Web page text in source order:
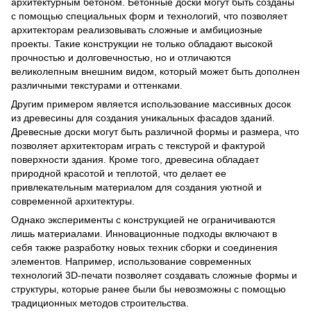
с помощью специальных форм и технологий, что позволяет
архитекторам реализовывать сложные и амбициозные
проекты. Такие конструкции не только обладают высокой
прочностью и долговечностью, но и отличаются
великолепным внешним видом, который может быть дополнен
различными текстурами и оттенками.
Другим примером является использование массивных досок
из древесины для создания уникальных фасадов зданий.
Древесные доски могут быть различной формы и размера, что
позволяет архитекторам играть с текстурой и фактурой
поверхности здания. Кроме того, древесина обладает
природной красотой и теплотой, что делает ее
привлекательным материалом для создания уютной и
современной архитектуры.
Однако эксперименты с конструкцией не ограничиваются
лишь материалами. Инновационные подходы включают в
себя также разработку новых техник сборки и соединения
элементов. Например, использование современных
технологий 3D-печати позволяет создавать сложные формы и
структуры, которые ранее были бы невозможны с помощью
традиционных методов строительства.